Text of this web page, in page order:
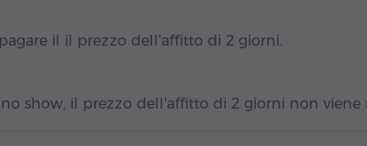
il il prezzo dell'affitto di 2 giorni.
show, il prezzo dell'affitto di 2 giorni non viene